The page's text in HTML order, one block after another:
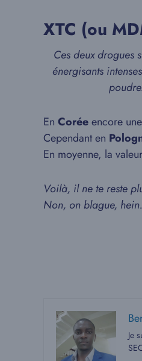
XTC (ou
Ces deux drogues
énergisants
En Coréeencore
Cependant en
En moyenne, la
Voilà, il ne te reste
Non, on blague, hein.
Je